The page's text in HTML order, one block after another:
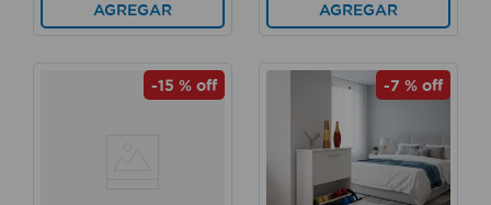
AGREGAR AGREGAR
-15 % off -7 % off